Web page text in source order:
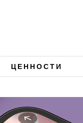
ЦЕННОСТИ